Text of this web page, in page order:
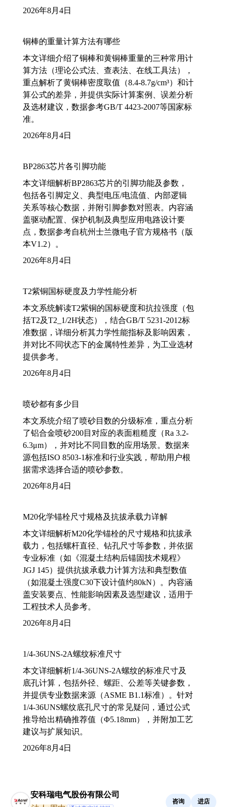
2026年8月4日
铜棒的重量计算方法有哪些
本文详细介绍了铜棒和黄铜棒重量的三种常用计
算方法（理论公式法、查表法、在线工具法），
重点解析了黄铜棒密度取值（8.4-8.7g/cm³）和计
算公式的差异，并提供实际计算案例、误差分析
及选材建议，数据参考GB/T 4423-2007等国家标
准。
2026年8月4日
BP2863芯片各引脚功能
本文详细解析BP2863芯片的引脚功能及参数，
包括各引脚定义、典型电压/电流值、内部逻辑
关系等核心数据，并附引脚参数对照表。内容涵
盖驱动配置、保护机制及典型应用电路设计要
点，数据参考自杭州士兰微电子官方规格书（版
本V1.2）。
2026年8月4日
T2紫铜国标硬度及力学性能分析
本文系统解读T2紫铜的国标硬度和抗拉强度（包
括T2及T2_1/2H状态），结合GB/T 5231-2012标
准数据，详细分析其力学性能指标及影响因素，
并对比不同状态下的金属特性差异，为工业选材
提供参考。
2026年8月4日
喷砂都有多少目
本文系统介绍了喷砂目数的分级标准，重点分析
了铝合金喷砂200目对应的表面粗糙度（Ra 3.2-
6.3μm），并对比不同目数的应用场景。数据来
源包括ISO 8503-1标准和行业实践，帮助用户根
据需求选择合适的喷砂参数。
2026年8月4日
M20化学锚栓尺寸规格及抗拔承载力详解
本文详细解析M20化学锚栓的尺寸规格和抗拔承
载力，包括螺杆直径、钻孔尺寸等参数，并依据
专业标准（如《混凝土结构后锚固技术规程》
JGJ 145）提供抗拔承载力计算方法和典型数值
（如混凝土强度C30下设计值约80kN）。内容涵
盖安装要点、性能影响因素及选型建议，适用于
工程技术人员参考。
2026年8月4日
1/4-36UNS-2A螺纹标准尺寸
本文详细解析1/4-36UNS-2A螺纹的标准尺寸及
底孔计算，包括外径、螺距、公差等关键参数，
并提供专业数据来源（ASME B1.1标准）。针对
1/4-36UNS螺纹底孔尺寸的常见疑问，通过公式
推导给出精确推荐值（Φ5.18mm），并附加工艺
建议与扩展知识。
2026年8月4日
安科瑞电气股份有限公司
咨询 进店